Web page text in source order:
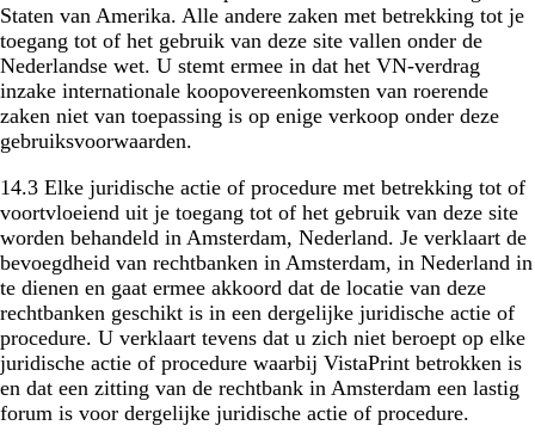
Staten van Amerika. Alle andere zaken met betrekking tot je
toegang tot of het gebruik van deze site vallen onder de
Nederlandse wet. U stemt ermee in dat het VN-verdrag
inzake internationale koopovereenkomsten van roerende
zaken niet van toepassing is op enige verkoop onder deze
gebruiksvoorwaarden.
14.3 Elke juridische actie of procedure met betrekking tot of
voortvloeiend uit je toegang tot of het gebruik van deze site
worden behandeld in Amsterdam, Nederland. Je verklaart de
bevoegdheid van rechtbanken in Amsterdam, in Nederland in
te dienen en gaat ermee akkoord dat de locatie van deze
rechtbanken geschikt is in een dergelijke juridische actie of
procedure. U verklaart tevens dat u zich niet beroept op elke
juridische actie of procedure waarbij VistaPrint betrokken is
en dat een zitting van de rechtbank in Amsterdam een lastig
forum is voor dergelijke juridische actie of procedure.